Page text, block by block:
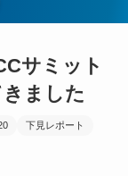
サミット
ました
下見レポート